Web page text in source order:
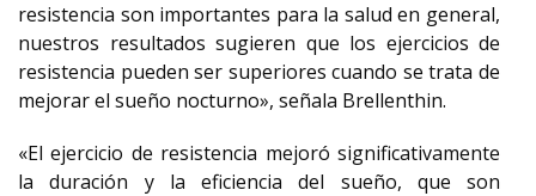
resistencia son importantes para la salud en general,
nuestros resultados sugieren que los ejercicios de
resistencia pueden ser superiores cuando se trata de
mejorar el sueño nocturno», señala Brellenthin.
«El ejercicio de resistencia mejoró significativamente
la duración y la eficiencia del sueño, que son